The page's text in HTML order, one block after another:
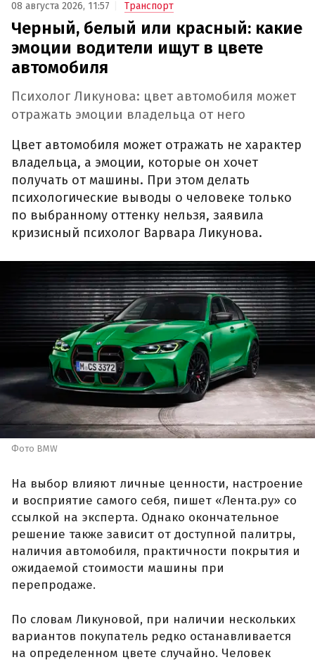
08 августа 2026, 11:57 Транспорт
Черный, белый или красный: какие
эмоции водители ищут в цвете
автомобиля
Психолог Ликунова: цвет автомобиля может
отражать эмоции владельца от него
Цвет автомобиля может отражать не характер
владельца, а эмоции, которые он хочет
получать от машины. При этом делать
психологические выводы о человеке только
по выбранному оттенку нельзя, заявила
кризисный психолог Варвара Ликунова.
Фото BMW
На выбор влияют личные ценности, настроение
и восприятие самого себя, пишет «Лента.ру» со
ссылкой на эксперта. Однако окончательное
решение также зависит от доступной палитры,
наличия автомобиля, практичности покрытия и
ожидаемой стоимости машины при
перепродаже.
По словам Ликуновой, при наличии нескольких
вариантов покупатель редко останавливается
на определенном цвете случайно. Человек